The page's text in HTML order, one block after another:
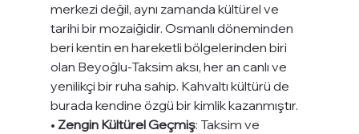
merkezi değil, aynı zamanda kültürel ve
tarihi bir mozaiğidir. Osmanlı döneminden
beri kentin en hareketli bölgelerinden biri
olan Beyoğlu-Taksim aksı, her an canlı ve
yenilikçi bir ruha sahip. Kahvaltı kültürü de
burada kendine özgü bir kimlik kazanmıştır.
• Zengin Kültürel Geçmiş: Taksim ve